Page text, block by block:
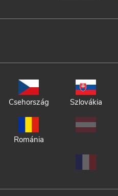
Csehország Szlovákia
Románia